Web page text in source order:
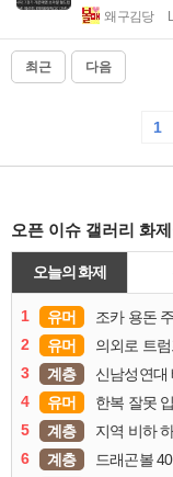
왜구김당
최근 다음
1
오픈 이슈 갤러리 화
오늘의 화제
1 유머 조카 용돈
2
유머 의외로 트
3
계층 신남성연대
4
유머 한복 잘못
5
계층 지역 비하
6
계층 드래곤볼